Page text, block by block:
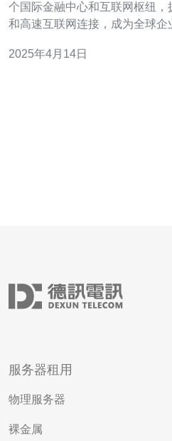
个国际金融中心和互联网枢纽
和高速互联网连接，成为全球企
计算和存储能力，以及灵活可靠
2025年4月14日
服务器租用
物理服务器
裸金属